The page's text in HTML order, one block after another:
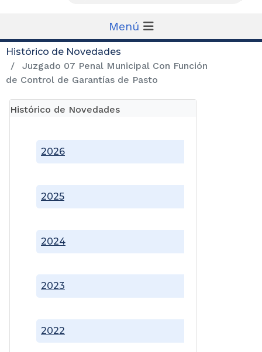
Menú
Histórico de Novedades
Juzgado 07 Penal Municipal Con Función
de Control de Garantías de Pasto
Histórico de Novedades
2022
2023
2024
2025
2026